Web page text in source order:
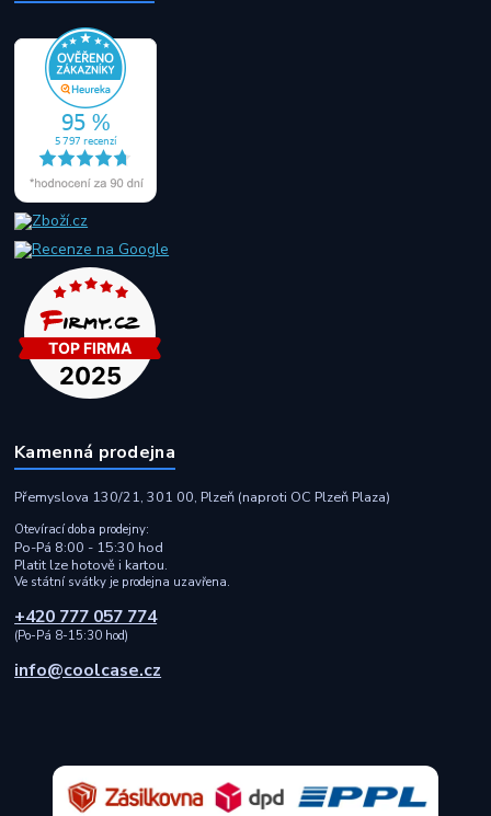
Kamenná prodejna
Přemyslova 130/21, 301 00, Plzeň (naproti OC Plzeň Plaza)
Otevírací doba prodejny:
Po-Pá 8:00 - 15:30 hod
Platit lze hotově i kartou.
Ve státní svátky je prodejna uzavřena.
+420 777 057 774
(Po-Pá 8-15:30 hod)
info@coolcase.cz